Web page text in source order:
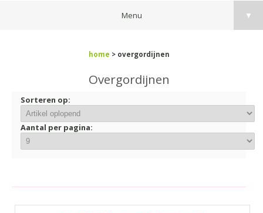
Menu ▼
home > overgordijnen
Overgordijnen
Sorteren op:
Aantal per pagina: